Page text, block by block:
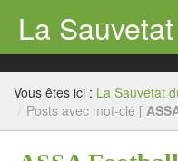
La
Accueil
Mairie
Vous êtes ici : La Sauvetat
/ Posts avec mot-clé [